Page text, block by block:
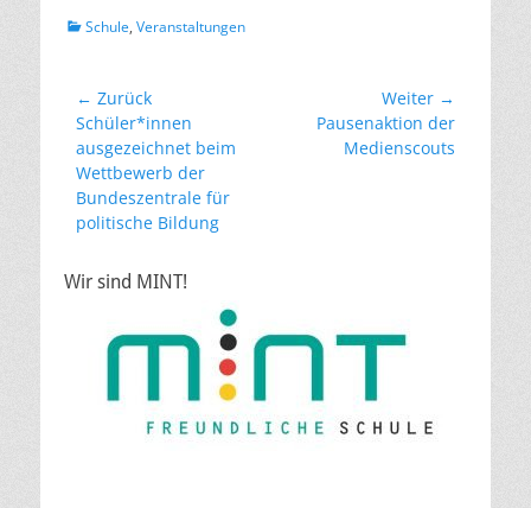
Kategorien
Schule, Veranstaltungen
Beitragsnavigation
← Zurück
Vorheriger
Beitrag:
Schüler*innen
ausgezeichnet beim
Wettbewerb der
Bundeszentrale für
politische Bildung
Weiter →
NächsterPausenaktion der
Medienscouts
Wir sind MINT!